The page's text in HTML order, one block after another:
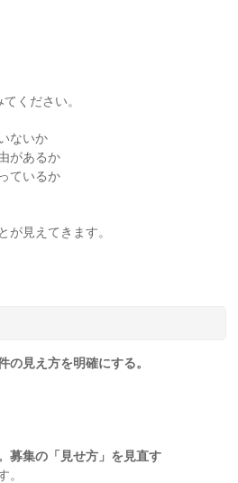
ください。
ないか
があるか
ているか
が見えてきます。
の見え方を明確にする。
募集の「見せ方」を見直す
。